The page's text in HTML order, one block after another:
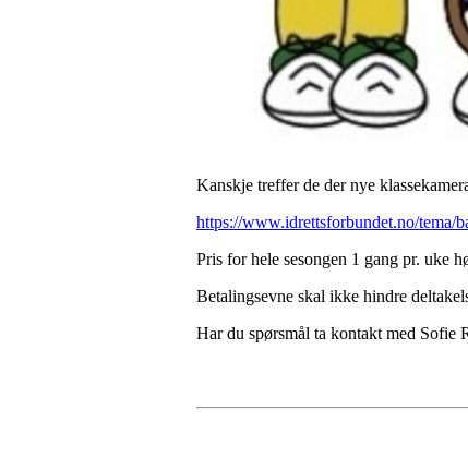
Kanskje treffer de der nye
https://www.idrettsforbundet.no/tema/
Pris for hele sesongen 1 gang pr. uke
Betalingsevne skal ikke hindre
Har du spørsmål ta kontakt med Sofie